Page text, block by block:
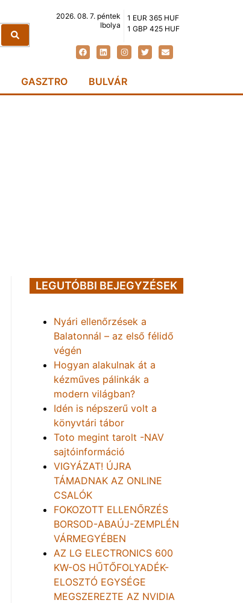
2026. 08. 7. péntek
Ibolya
1 EUR 365 HUF
1 GBP 425 HUF
GASZTRO BULVÁR
LEGUTÓBBI BEJEGYZÉSEK
Nyári ellenőrzések a
Balatonnál – az első félidő
végén
Hogyan alakulnak át a
kézműves pálinkák a
modern világban?
Idén is népszerű volt a
könyvtári tábor
Toto megint tarolt -NAV
sajtóinformáció
VIGYÁZAT! ÚJRA
TÁMADNAK AZ ONLINE
CSALÓK
FOKOZOTT ELLENŐRZÉS
BORSOD-ABAÚJ-ZEMPLÉN
VÁRMEGYÉBEN
AZ LG ELECTRONICS 600
KW-OS HŰTŐFOLYADÉK-
ELOSZTÓ EGYSÉGE
MEGSZEREZTE AZ NVIDIA